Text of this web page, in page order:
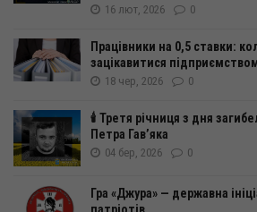
16 лют, 2026 0
Працівники на 0,5 ставки:
зацікавитися
18 чер, 2026 0
🕯 Третя річниця з дня
Петра Гав’яка
04 бер, 2026 0
Гра «Джура» — державна